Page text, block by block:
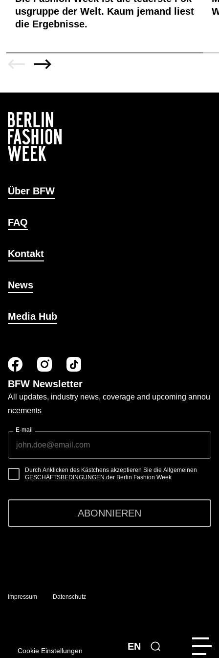
EN
usgruppe der Welt. Kaum jemand liest
die Ergebnisse.
Über BFW
FAQ
Kontakt
News
Media Hub
BFW Newsletter
All updates, industry news, coverage and upcoming annou
ncements
E-mail
Durch Anklicken des Kästchens akzeptieren Sie die Allgemeinen
GESCHÄFTSBEDINGUNGEN der Berlin Fashion Week
ABONNIEREN
Impressum Datenschutz
Cookie Einstellungen